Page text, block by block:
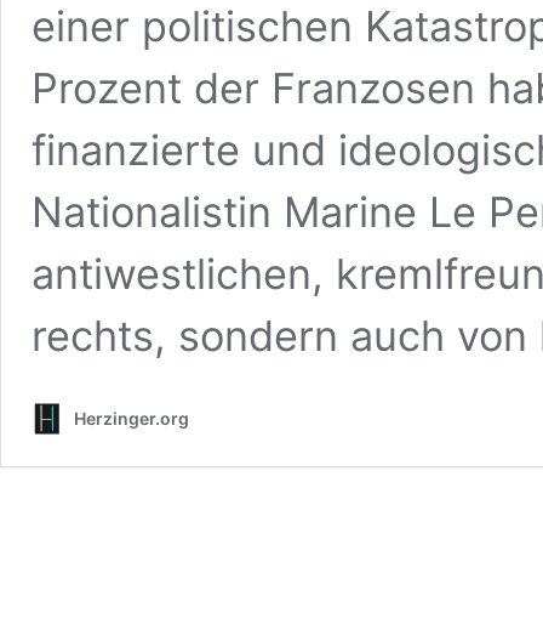
einer politischen
Prozent der Franzosen
finanzierte und
Nationalistin Marine Le
antiwestlichen,
rechts, sondern auch
Herzinger.org